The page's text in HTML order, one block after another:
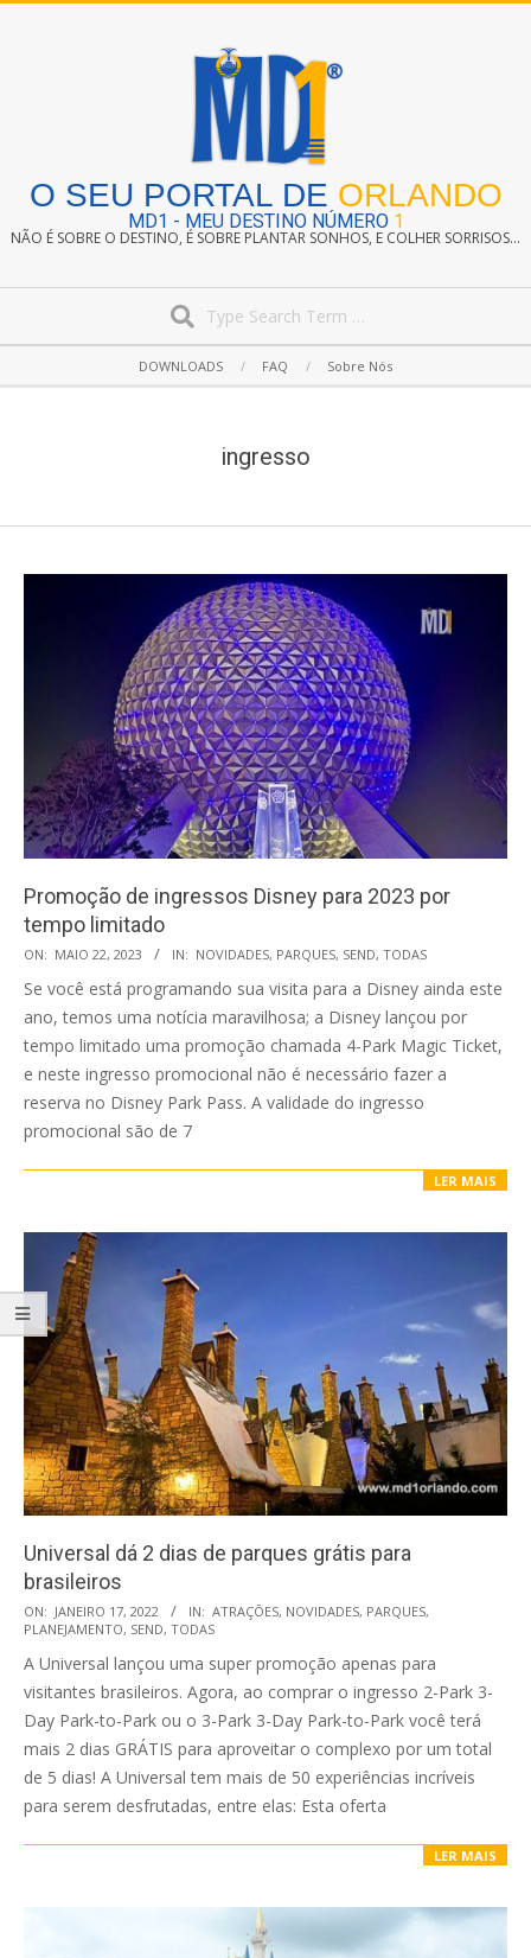
O SEU PORTAL DE ORLANDO
MD1 - MEU DESTINO NÚMERO 1
NÃO É SOBRE O DESTINO, É SOBRE PLANTAR SONHOS, E COLHER SORRISOS...
Navigation
DOWNLOADS FAQ Sobre Nós
ingresso
Promoção de ingressos Disney para 2023 por
tempo limitado
2023-
05-
22
ON: MAIO 22, 2023 IN: NOVIDADES, PARQUES, SEND, TODAS
Se você está programando sua visita para a Disney ainda este
ano, temos uma notícia maravilhosa; a Disney lançou por
tempo limitado uma promoção chamada 4-Park Magic Ticket,
e neste ingresso promocional não é necessário fazer a
reserva no Disney Park Pass. A validade do ingresso
promocional são de 7
LER MAIS
Universal dá 2 dias de parques grátis para
brasileiros
2022-
01-
17
ON: JANEIRO 17, 2022 IN: ATRAÇÕES, NOVIDADES, PARQUES,
PLANEJAMENTO, SEND, TODAS
A Universal lançou uma super promoção apenas para
visitantes brasileiros. Agora, ao comprar o ingresso 2-Park 3-
Day Park-to-Park ou o 3-Park 3-Day Park-to-Park você terá
mais 2 dias GRÁTIS para aproveitar o complexo por um total
de 5 dias! A Universal tem mais de 50 experiências incríveis
para serem desfrutadas, entre elas: Esta oferta
LER MAIS